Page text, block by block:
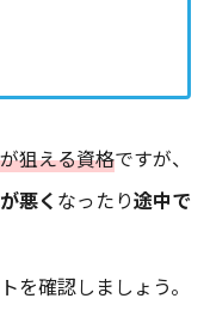
狙える資格ですが、
悪く なったり途中で
を確認しましょう。